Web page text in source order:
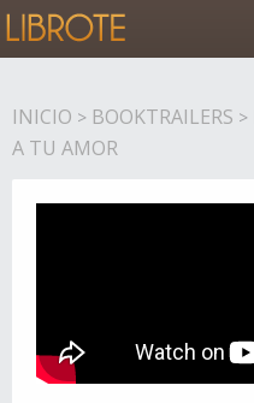
INICIO > BOOKTRAILERS >
A TU AMOR